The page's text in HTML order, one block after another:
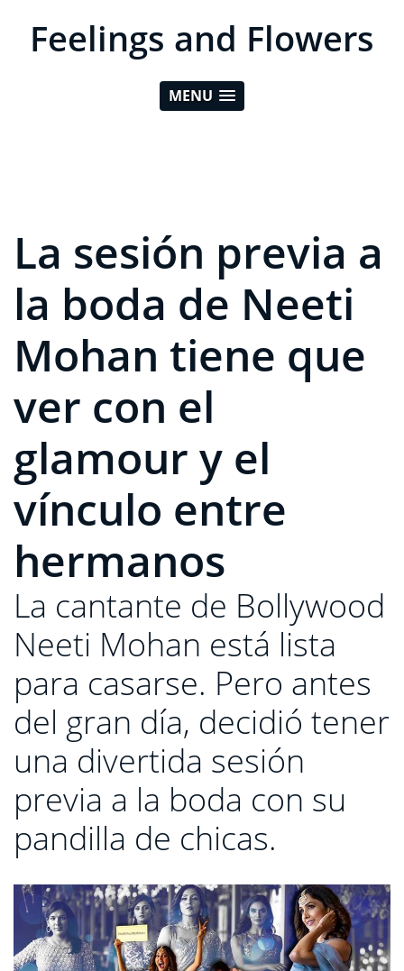
Feelings and Flowers
MENU
La sesión previa a
la boda de Neeti
Mohan tiene que
ver con el
glamour y el
vínculo entre
hermanos
La cantante de Bollywood
Neeti Mohan está lista
para casarse. Pero antes
del gran día, decidió tener
una divertida sesión
previa a la boda con su
pandilla de chicas.